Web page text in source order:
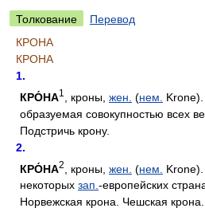
Толкование
Перевод
КРОНА
КРОНА
1.
КРО́НА1 , кроны, жен. (нем.
Krone).
образуемая совокупностью всех
Подстричь крону.
2.
КРО́НА2 , кроны, жен. (нем.
некоторых зап.-европейских
Норвежская крона. Чешская